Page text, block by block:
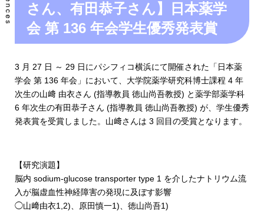
さん、有田恭子さん】日本薬学
会 第 136 年会学生優秀発表賞
3 月 27 日 ～ 29 日にパシフィコ横浜にて開催された「日本薬
学会 第 136 年会」において、大学院薬学研究科博士課程 4 年
次生の山﨑 由衣さん (指導教員 徳山尚吾教授) と薬学部薬学科
6 年次生の有田恭子さん (指導教員 徳山尚吾教授) が、学生優秀
発表賞を受賞しました。山﨑さんは 3 回目の受賞となります。
【研究演題】
脳内 sodium-glucose transporter type 1 を介したナトリウム流
入が脳虚血性神経障害の発現に及ぼす影響
◯山﨑由衣1,2)、原田慎一1)、徳山尚吾1)